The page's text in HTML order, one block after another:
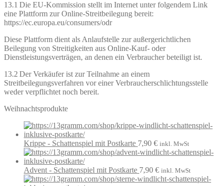
13.1 Die EU-Kommission stellt im Internet unter folgendem Link
eine Plattform zur Online-Streitbeilegung bereit:
https://ec.europa.eu/consumers/odr
Diese Plattform dient als Anlaufstelle zur außergerichtlichen
Beilegung von Streitigkeiten aus Online-Kauf- oder
Dienstleistungsverträgen, an denen ein Verbraucher beteiligt ist.
13.2 Der Verkäufer ist zur Teilnahme an einem
Streitbeilegungsverfahren vor einer Verbraucherschlichtungsstelle
weder verpflichtet noch bereit.
Weihnachtsprodukte
Krippe - Schattenspiel mit Postkarte 7,90 € inkl. MwSt
Advent - Schattenspiel mit Postkarte 7,90 € inkl. MwSt